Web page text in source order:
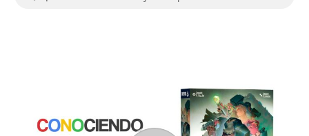
imágenes